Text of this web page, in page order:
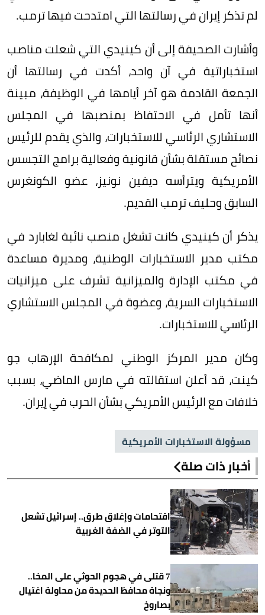
لم تذكر إيران في رسالتها التي امتدحت فيها ترمب.
وأشارت الصحيفة إلى أن كينيدي التي شعلت مناصب
استخباراتية في آن واحد، أكدت في رسالتها أن
الجمعة القادمة هو آخر أيامها في الوظيفة، مبينة
أنها تأمل في الاحتفاظ بمنصبها في المجلس
الاستشاري الرئاسي للاستخبارات، والذي يقدم للرئيس
نصائح مستقلة بشأن قانونية وفعالية برامج التجسس
الأمريكية ويترأسه ديفين نونيز، عضو الكونغرس
السابق وحليف ترمب القديم.
يذكر أن كينيدي كانت تشغل منصب نائبة لغابارد في
مكتب مدير الاستخبارات الوطنية، ومديرة مساعدة
في مكتب الإدارة والميزانية تشرف على ميزانيات
الاستخبارات السرية، وعضوة في المجلس الاستشاري
الرئاسي للاستخبارات.
وكان مدير المركز الوطني لمكافحة الإرهاب جو
كينت، قد أعلن استقالته في مارس الماضي، بسبب
خلافات مع الرئيس الأمريكي بشأن الحرب في إيران.
مسؤولة الاستخبارات الأمريكية
أخبار ذات صلة
اقتحامات وإغلاق طرق.. إسرائيل تشعل
التوتر في الضفة الغربية
7 قتلى في هجوم الحوثي على المخا..
ونجاة محافظ الحديدة من محاولة اغتيال
بصاروخ